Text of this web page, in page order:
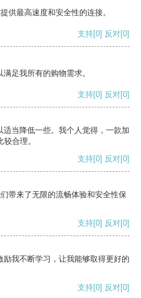
供最高速度和安全性的连接。
支持[0] 反对[0]
足我所有的购物需求。
支持[0] 反对[0]
当降低一些。我个人觉得，一款加
合理。
支持[0] 反对[0]
带来了无限的流畅体验和安全性保
支持[0] 反对[0]
我不断学习，让我能够取得更好的
支持[0] 反对[0]